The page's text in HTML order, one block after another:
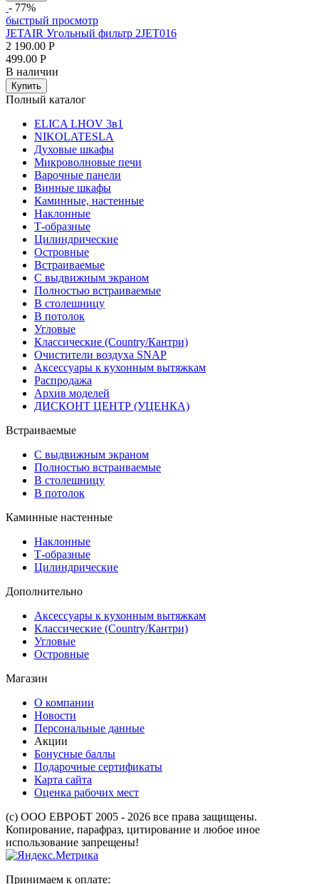
- 77%
быстрый просмотр
JETAIR Угольный фильтр 2JET016
2 190.00 Р
499.00 Р
В наличии
Купить
Полный каталог
ELICA LHOV 3в1
NIKOLATESLA
Духовые шкафы
Микроволновые печи
Варочные панели
Винные шкафы
Каминные, настенные
Наклонные
Т-образные
Цилиндрические
Островные
Встраиваемые
С выдвижным экраном
Полностью встраиваемые
В столешницу
В потолок
Угловые
Классические (Country/Кантри)
Очистители воздуха SNAP
Аксессуары к кухонным вытяжкам
Распродажа
Архив моделей
ДИСКОНТ ЦЕНТР (УЦЕНКА)
Встраиваемые
С выдвижным экраном
Полностью встраиваемые
В столешницу
В потолок
Каминные настенные
Наклонные
Т-образные
Цилиндрические
Дополнительно
Аксессуары к кухонным вытяжкам
Классические (Country/Кантри)
Угловые
Островные
Магазин
О компании
Новости
Персональные данные
Акции
Бонусные баллы
Подарочные сертификаты
Карта сайта
Оценка рабочих мест
(с) ООО ЕВРОБТ 2005 - 2026 все права защищены.
Копирование, парафраз, цитирование и любое иное
использование запрещены!
Принимаем к оплате: